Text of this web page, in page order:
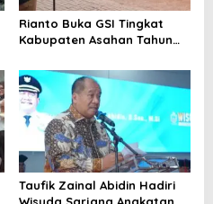
Rianto Buka GSI Tingkat
Kabupaten Asahan Tahun
Taufik Zainal Abidin Hadiri
Wisuda Sarjana Angkatan